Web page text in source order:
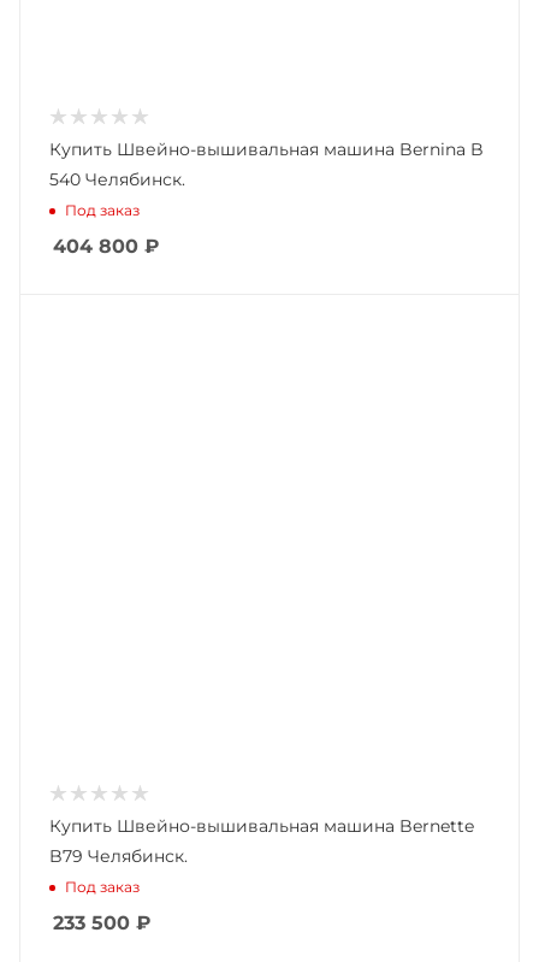
Купить Швейно-вышивальная машина Bernina B
540 Челябинск.
Под заказ
404 800 ₽
Купить Швейно-вышивальная машина Bernette
B79 Челябинск.
Под заказ
233 500 ₽